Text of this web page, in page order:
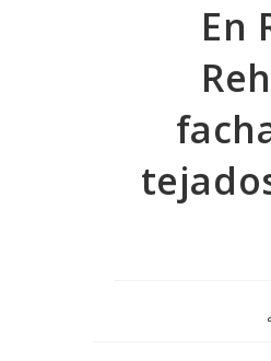
En